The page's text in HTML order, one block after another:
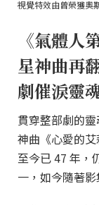
視覺特效由曾榮獲奧
《氣體人
星神曲再
劇催淚靈
貫穿整部劇的
神曲《心愛的
至今已 47 年，
一，如今隨著